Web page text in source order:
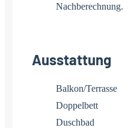
Nachberechnung.
Ausstattung
Balkon/Terrasse
Doppelbett
Duschbad